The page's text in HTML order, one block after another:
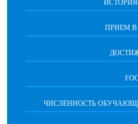
ПРИЕМ
ЧИСЛЕННОСТЬ